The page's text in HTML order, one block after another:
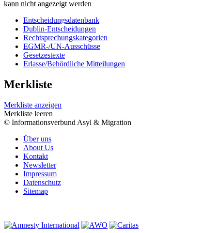
kann nicht angezeigt werden
Entscheidungsdatenbank
Dublin-Entscheidungen
Rechtsprechungskategorien
EGMR-/UN-Ausschüsse
Gesetzestexte
Erlasse/Behördliche Mitteilungen
Merkliste
Merkliste anzeigen
Merkliste leeren
© Informationsverbund Asyl & Migration
Über uns
About Us
Kontakt
Newsletter
Impressum
Datenschutz
Sitemap